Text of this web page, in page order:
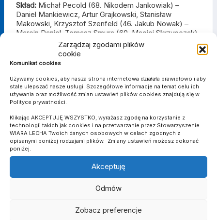
Zarządzaj zgodami plików
cookie
Komunikat cookies
Używamy cookies, aby nasza strona internetowa działała prawidłowo i aby
stale ulepszać nasze usługi. Szczegółowe informacje na temat celu ich
używania oraz możliwość zmian ustawień plików cookies znajdują się w
Polityce prywatności.
Klikając AKCEPTUJĘ WSZYSTKO, wyrażasz zgodę na korzystanie z
technologii takich jak cookies i na przetwarzanie przez Stowarzyszenie
WIARA LECHA Twoich danych osobowych w celach zgodnych z
opisanymi poniżej rodzajami plików. Zmiany ustawień możesz dokonać
poniżej.
Akceptuję
Odmów
Zobacz preferencje
Skład: Michał Pecold (68. Nikodem Jankowiak) –
Daniel Mankiewicz, Artur Grajkowski, Stanisław
Makowski, Krzysztof Szenfeld (46. Jakub Nowak) –
Marcin Daniel, Tomasz Smura (60. Maciej Skrzypczak),
Maciej Skrzypczak (33. Kacper Szulc), Jakub
Błachowicz (46. Patryk Antończak) – Piotr Makowski
(46. Kacper Dolski), Zbigniew Zakrzewski
MATCH STATS
BRAMKI
0
ASYSTY